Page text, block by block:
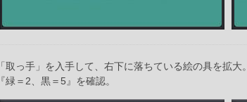
「取っ手」を入手して、右下に落ちている絵の具を拡大。
『緑＝2、黒＝5』を確認。